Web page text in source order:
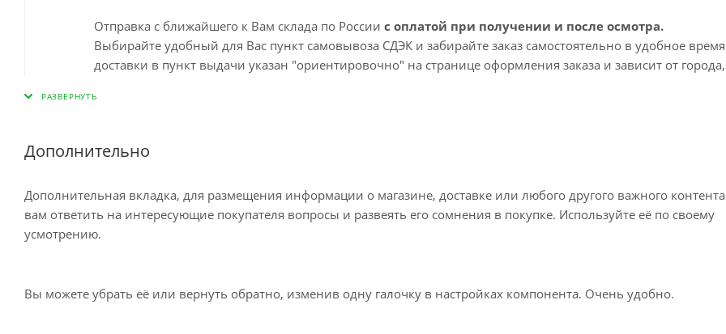
Отправка с ближайшего к Вам склада по России с оплатой при получении и после осмотра.
Выбирайте удобный для Вас пункт самовывоза СДЭК и забирайте заказ самостоятельно в удобное
доставки в пункт выдачи указан "ориентировочно" на странице оформления заказа и зависит от города,
пункте самовывоза до 10 дней Остались вопросы по доставке напишите нам?
Доставка курьером СДЭК по России
Дополнительно
Дополнительная вкладка, для размещения информации о магазине, доставке или любого другого важного
вам ответить на интересующие покупателя вопросы и развеять его сомнения в покупке. Используйте её по своему
усмотрению.
Вы можете убрать её или вернуть обратно, изменив одну галочку в настройках компонента. Очень удобно.